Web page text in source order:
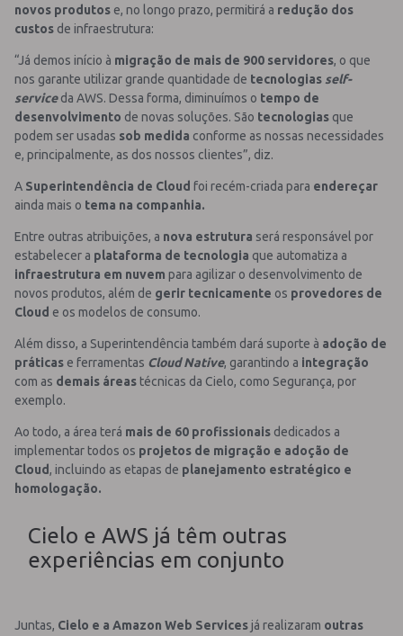
novos produtos e, no longo prazo, permitirá a redução dos
custos de infraestrutura:
“Já demos início à migração de mais de 900 servidores, o que
nos garante utilizar grande quantidade de tecnologias self-
serviceda AWS. Dessa forma, diminuímos o tempo de
desenvolvimento de novas soluções. São tecnologias que
podem ser usadas sob medida conforme as nossas necessidades
e, principalmente, as dos nossos clientes”, diz.
A Superintendência de Cloud foi recém-criada para endereçar
ainda mais o tema na companhia.
Entre outras atribuições, a nova estrutura será responsável por
estabelecer a plataforma de tecnologia que automatiza a
infraestrutura em nuvem para agilizar o desenvolvimento de
novos produtos, além de gerir tecnicamente os provedores de
Cloud e os modelos de consumo.
Além disso, a Superintendência também dará suporte à adoção de
práticas e ferramentas Cloud Native, garantindo a integração
com as demais áreastécnicas da Cielo, como Segurança, por
exemplo.
Ao todo, a área terá mais de 60 profissionais dedicados a
implementar todos os projetos de migração e adoção de
Cloud, incluindo as etapas de planejamento estratégico e
homologação.
Cielo e AWS já têm outras
experiências em conjunto
Juntas, Cielo e a Amazon Web Servicesjá realizaram outras